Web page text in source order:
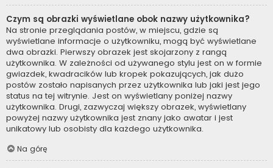
Czym są obrazki wyświetlane obok nazwy użytkownika?
Na stronie przeglądania postów, w miejscu, gdzie są
wyświetlane informacje o użytkowniku, mogą być wyświetlane
dwa obrazki. Pierwszy obrazek jest skojarzony z rangą
użytkownika. W zależności od używanego stylu jest on w formie
gwiazdek, kwadracików lub kropek pokazujących, jak dużo
postów zostało napisanych przez użytkownika lub jaki jest jego
status na tej witrynie. Jest on wyświetlany poniżej nazwy
użytkownika. Drugi, zazwyczaj większy obrazek, wyświetlany
powyżej nazwy użytkownika jest znany jako awatar i jest
unikatowy lub osobisty dla każdego użytkownika.
Na górę